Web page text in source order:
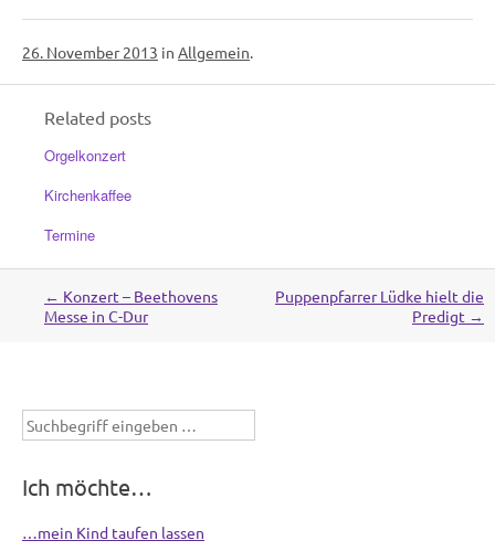
26. November 2013 in Allgemein.
Related posts
Orgelkonzert
Kirchenkaffee
Termine
Post
← Konzert – Beethovens
Messe in C-Dur
Puppenpfarrer Lüdke hielt die
Predigt →
Suchbegriff
eingeben
Ich möchte…
…mein Kind taufen lassen